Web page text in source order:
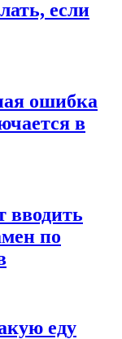
если
ошибка
в
вводить
по
еду